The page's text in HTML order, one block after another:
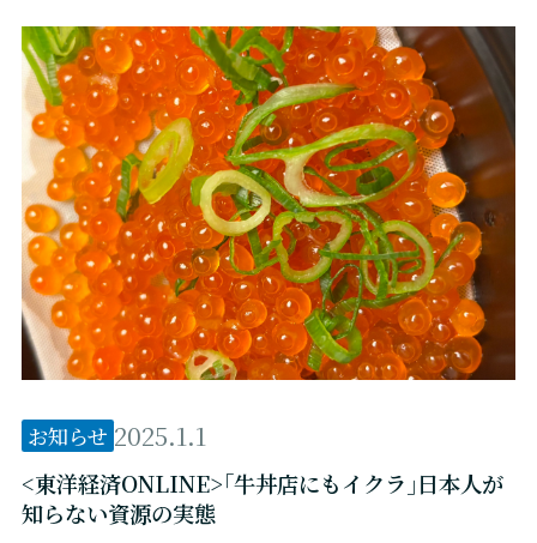
お知らせ 2025.1.1
<東洋経済ONLINE>｢牛丼店にもイクラ｣日本人が
知らない資源の実態